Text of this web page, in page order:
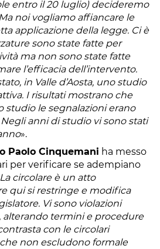
entro il 20 luglio) decideremo
noi vogliamo affiancare le
applicazione della legge. Ci è
sono state fatte per
ma non sono state fatte
l’efficacia dell’intervento.
in Valle d’Aosta, uno studio
I risultati mostrano che
studio le segnalazioni erano
anni di studio vi sono stati
».
Paolo Cinquemani ha messo
per verificare se adempiano
La circolare è un atto
qui si restringe e modifica
Vi sono violazioni
alterando termini e procedure
con le circolari
non escludono formale